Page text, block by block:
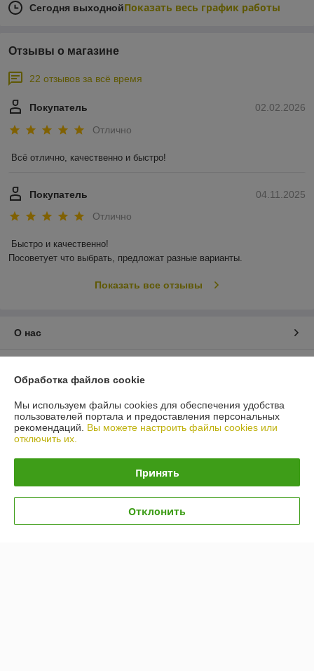
Сегодня выходнойПоказать весь график работы
Отзывы о магазине
22 отзывов за всё время
02.02.2026
Покупатель
Отлично
Всё отлично, качественно и быстро!
04.11.2025
Покупатель
Отлично
Быстро и качественно!
Посоветует что выбрать, предложат разные варианты.
Показать все отзывы
О нас
График работы
Политика обработки cookies
Обработка файлов cookie
Мы используем файлы cookies для обеспечения удобства
пользователей портала и предоставления персональных
рекомендаций. Вы можете настроить файлы cookies или
отключить их.
Принять
Отклонить